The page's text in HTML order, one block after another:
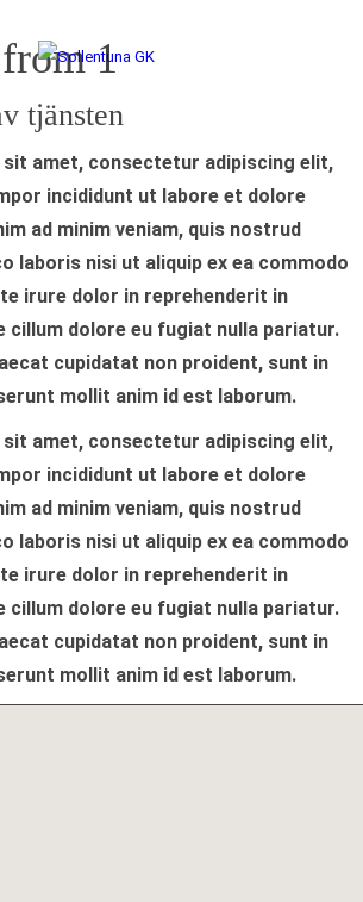
1
tjänsten
amet, consectetur adipiscing elit,
incididunt ut labore et dolore
ad minim veniam, quis nostrud
laboris nisi ut aliquip ex ea commodo
irure dolor in reprehenderit in
cillum dolore eu fugiat nulla pariatur.
cupidatat non proident, sunt in
mollit anim id est laborum.
amet, consectetur adipiscing elit,
incididunt ut labore et dolore
ad minim veniam, quis nostrud
laboris nisi ut aliquip ex ea commodo
irure dolor in reprehenderit in
cillum dolore eu fugiat nulla pariatur.
cupidatat non proident, sunt in
mollit anim id est laborum.